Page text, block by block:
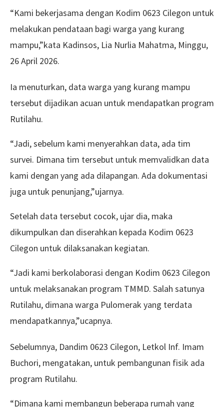
“Kami bekerjasama dengan Kodim 0623 Cilegon untuk
melakukan pendataan bagi warga yang kurang
mampu,”kata Kadinsos, Lia Nurlia Mahatma, Minggu,
26 April 2026.
Ia menuturkan, data warga yang kurang mampu
tersebut dijadikan acuan untuk mendapatkan program
Rutilahu.
“Jadi, sebelum kami menyerahkan data, ada tim
survei. Dimana tim tersebut untuk memvalidkan data
kami dengan yang ada dilapangan. Ada dokumentasi
juga untuk penunjang,”ujarnya.
Setelah data tersebut cocok, ujar dia, maka
dikumpulkan dan diserahkan kepada Kodim 0623
Cilegon untuk dilaksanakan kegiatan.
“Jadi kami berkolaborasi dengan Kodim 0623 Cilegon
untuk melaksanakan program TMMD. Salah satunya
Rutilahu, dimana warga Pulomerak yang terdata
mendapatkannya,”ucapnya.
Sebelumnya, Dandim 0623 Cilegon, Letkol Inf. Imam
Buchori, mengatakan, untuk pembangunan fisik ada
program Rutilahu.
“Dimana kami membangun beberapa rumah yang